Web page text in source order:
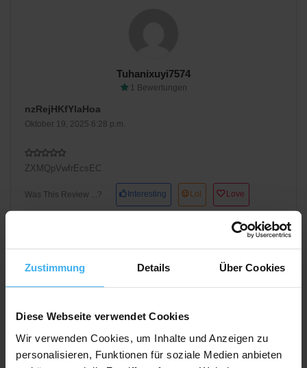
Zustimmung Details Über Cookies
Diese Webseite verwendet Cookies
Wir verwenden Cookies, um Inhalte und Anzeigen zu
personalisieren, Funktionen für soziale Medien anbieten
Tuhanixuyi7574
1 Bewertungen
nzRejHKfYlaHoa
Oktober 19, 2025 6:28 p.m.
ZXMQpVwfrEcsEC
Was This Review ...? Interesting Lol Love
Ugozuwitom1662
Oktober 18, 2025 1:57 p.m.